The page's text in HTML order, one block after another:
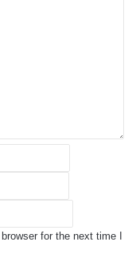
for the next time I